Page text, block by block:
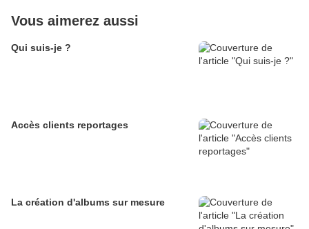
Vous aimerez aussi
Qui suis-je ?
Accès clients reportages
La création d'albums sur mesure